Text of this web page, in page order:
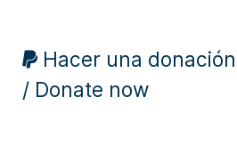
Hacer una donación
/ Donate now